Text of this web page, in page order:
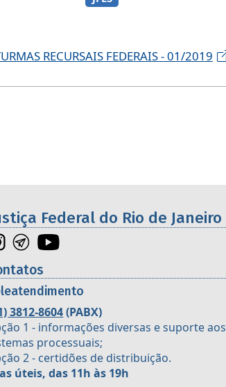
RECURSAIS FEDERAIS - 01/2019
Região
Federal do Rio de Janeiro
3812-8604(PABX)
1 - informações diversas e suporte aos
processuais;
2 - certidões de distribuição.
úteis, das 11h às 19h